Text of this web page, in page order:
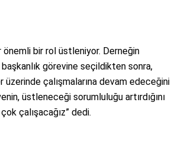
önemli bir rol üstleniyor. Derneğin
görevine seçildikten sonra,
çalışmalarına devam edeceğini
üstleneceği sorumluluğu artırdığını
çalışacağız” dedi.